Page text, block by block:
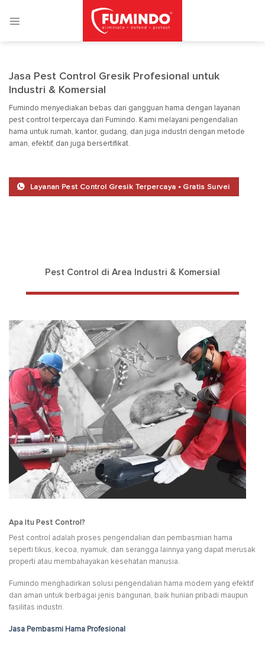
Jasa Pest Control Gresik Profesional untuk
Industri & Komersial
Fumindo menyediakan bebas dari gangguan hama dengan layanan
pest control terpercaya dari Fumindo. Kami melayani pengendalian
hama untuk rumah, kantor, gudang, dan juga industri dengan metode
aman, efektif, dan juga bersertifikat.
Layanan Pest Control Gresik Terpercaya • Gratis Survei
Pest Control di Area Industri & Komersial
Apa Itu Pest Control?
Pest control adalah proses pengendalian dan pembasmian hama
seperti tikus, kecoa, nyamuk, dan serangga lainnya yang dapat merusak
properti atau membahayakan kesehatan manusia.
Fumindo menghadirkan solusi pengendalian hama modern yang efektif
dan aman untuk berbagai jenis bangunan, baik hunian pribadi maupun
fasilitas industri.
Jasa Pembasmi Hama Profesional